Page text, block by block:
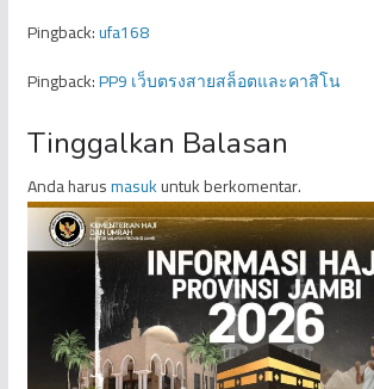
Pingback:ufa168
Pingback:PP9 เว็บตรงสายสล็อตและคาสิโน
Tinggalkan Balasan
Anda harusmasukuntuk berkomentar.